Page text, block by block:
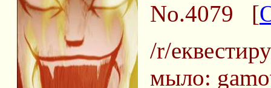
No.4079 [
/r/
мыло: